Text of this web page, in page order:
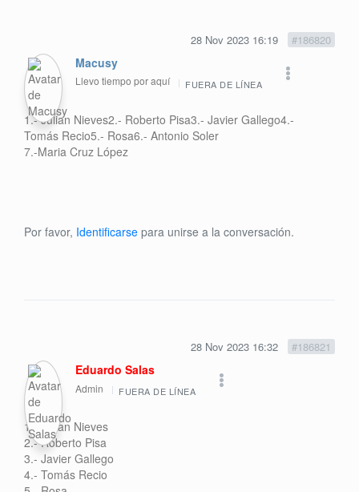
28 Nov 2023 16:19 #186820
Macusy
Llevo tiempo por aquí FUERA DE LÍNEA
1.- Julian Nieves2.- Roberto Pisa3.- Javier Gallego4.-
Tomás Recio5.- Rosa6.- Antonio Soler
7.-Maria Cruz López
Por favor, Identificarse para unirse a la conversación.
28 Nov 2023 16:32 #186821
Eduardo Salas
Admin FUERA DE LÍNEA
1.- Julian Nieves
2.- Roberto Pisa
3.- Javier Gallego
4.- Tomás Recio